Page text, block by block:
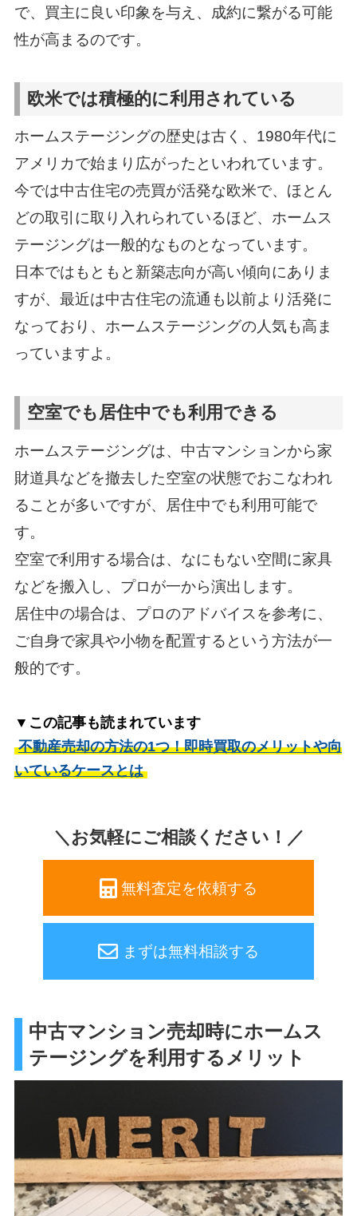
で、買主に良い印象を与え、成約に繋がる可能
性が高まるのです。
欧米では積極的に利用されている
ホームステージングの歴史は古く、1980年代に
アメリカで始まり広がったといわれています。
今では中古住宅の売買が活発な欧米で、ほとん
どの取引に取り入れられているほど、ホームス
テージングは一般的なものとなっています。
日本ではもともと新築志向が高い傾向にありま
すが、最近は中古住宅の流通も以前より活発に
なっており、ホームステージングの人気も高ま
っていますよ。
空室でも居住中でも利用できる
ホームステージングは、中古マンションから家
財道具などを撤去した空室の状態でおこなわれ
ることが多いですが、居住中でも利用可能で
す。
空室で利用する場合は、なにもない空間に家具
などを搬入し、プロが一から演出します。
居住中の場合は、プロのアドバイスを参考に、
ご自身で家具や小物を配置するという方法が一
般的です。
▼この記事も読まれています
不動産売却の方法の1つ！即時買取のメリットや向
いているケースとは
＼お気軽にご相談ください！／
無料査定を依頼する
まずは無料相談する
中古マンション売却時にホームス
テージングを利用するメリット